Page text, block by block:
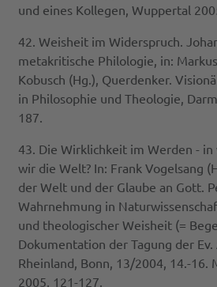
und eines Kollegen, Wuppertal
42. Weisheit im Widerspruch.
metakritische Philologie, in:
Kobusch (Hg.), Querdenker.
in Philosophie und Theologie,
187.
43. Die Wirklichkeit im Werden - in
wir die Welt? In: Frank Vogelsang
der Welt und der Glaube an Gott.
Wahrnehmung in
und theologischer Weisheit (=
Dokumentation der Tagung der
Rheinland, Bonn, 13/2004, 14.-16.
2005, 121-127.